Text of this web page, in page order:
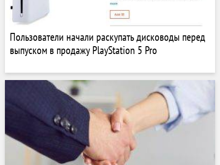
Пользователи начали раскупать дисководы перед
выпуском в продажу PlayStation 5 Pro